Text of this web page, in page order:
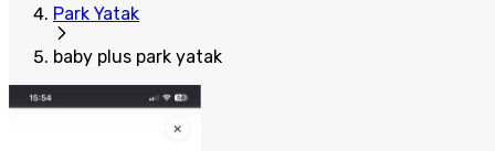
Park Yatak
baby plus park yatak